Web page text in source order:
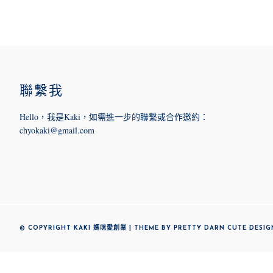
FOOTER
聯繫我
Hello，我是Kaki，如需進一步的聯繫或合作邀約 ：
chyokaki@gmail.com
© COPYRIGHT KAKI 媽咪愛創業 | THEME BY PRETTY DARN CUTE